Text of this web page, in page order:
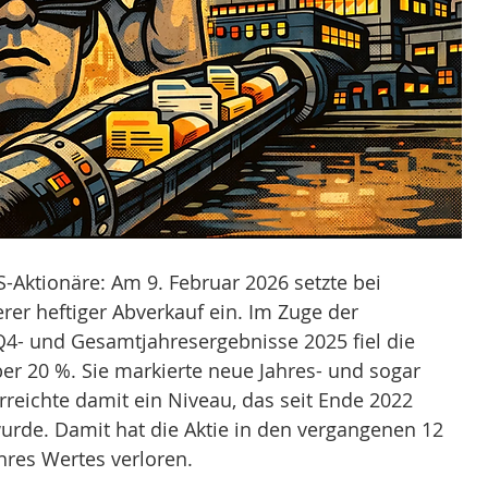
Aktionäre: Am 9. Februar 2026 setzte bei
heftiger Abverkauf ein. Im Zuge der
und Gesamtjahresergebnisse 2025 fiel die
20 %. Sie markierte neue Jahres- und sogar
damit ein Niveau, das seit Ende 2022
Damit hat die Aktie in den vergangenen 12
Wertes verloren.